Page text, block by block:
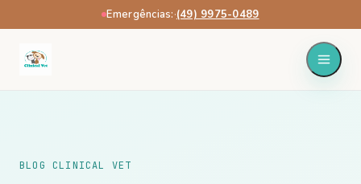
Emergências:·(49) 9975-0489
BLOG CLINICAL VET